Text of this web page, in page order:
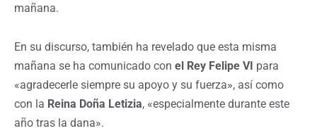
mañana.
En su discurso, también ha revelado que esta misma
mañana se ha comunicado con el Rey Felipe VI para
«agradecerle siempre su apoyo y su fuerza», así como
con la Reina Doña Letizia, «especialmente durante este
año tras la dana».